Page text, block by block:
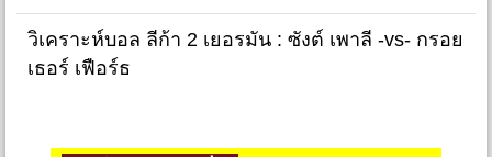
วิเคราะห์บอล ลีก้า 2 เยอรมัน : ซังต์ เพาลี -vs- กรอย
เธอร์ เฟือร์ธ